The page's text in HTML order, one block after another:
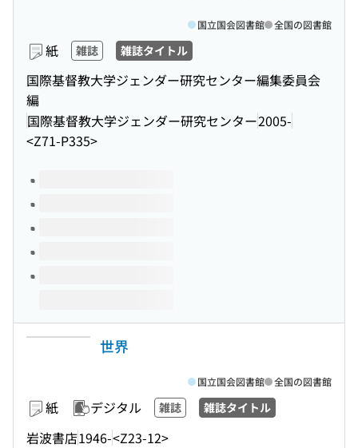
紙 雑誌 雑誌タイトル
国際基督教大学ジェンダー研究センター編集委員会
編
国際基督教大学ジェンダー研究センター2005-
<Z71-P335>
国立国会図書館 全国の図書館
このタイトルの巻号
世界
紙 デジタル 雑誌 雑誌タイトル
岩波書店1946-<Z23-12>
国立国会図書館 全国の図書館